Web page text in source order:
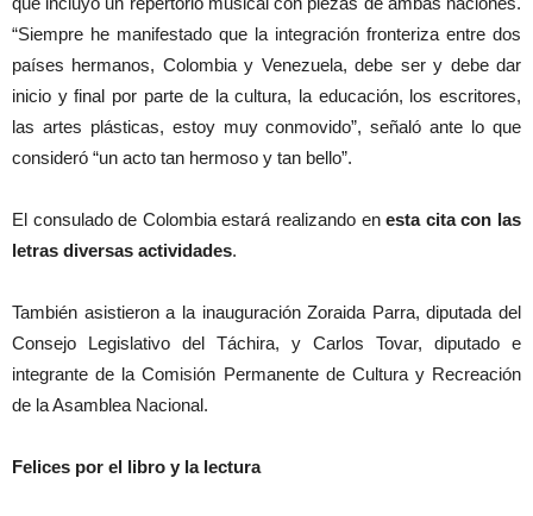
“Siempre he manifestado que la integración fronteriza entre dos
países hermanos, Colombia y Venezuela, debe ser y debe dar
inicio y final por parte de la cultura, la educación, los escritores,
las artes plásticas, estoy muy conmovido”, señaló ante lo que
consideró “un acto tan hermoso y tan bello”.
El consulado de Colombia estará realizando enesta cita con las
letras diversas actividades.
También asistieron a la inauguración Zoraida Parra, diputada del
Consejo Legislativo del Táchira, y Carlos Tovar, diputado e
integrante de la Comisión Permanente de Cultura y Recreación
de la Asamblea Nacional.
Felices por el libro y la lectura